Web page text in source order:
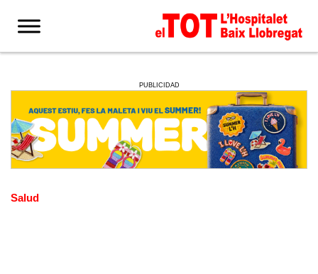
PUBLICIDAD
Salud